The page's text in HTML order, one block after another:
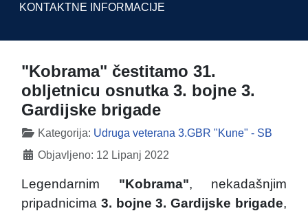
KONTAKTNE INFORMACIJE
"Kobrama" čestitamo 31.
obljetnicu osnutka 3. bojne 3.
Gardijske brigade
DetaljiKategorija: Udruga veterana 3.GBR "Kune" - SB
Objavljeno: 12 Lipanj 2022
Legendarnim "Kobrama", nekadašnjim
pripadnicima 3. bojne 3. Gardijske brigade,